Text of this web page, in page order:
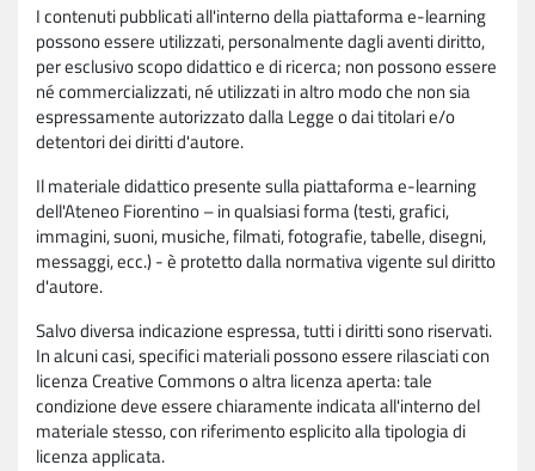
I contenuti pubblicati all'interno della piattaforma e-learning
possono essere utilizzati, personalmente dagli aventi diritto,
per esclusivo scopo didattico e di ricerca; non possono essere
né commercializzati, né utilizzati in altro modo che non sia
espressamente autorizzato dalla Legge o dai titolari e/o
detentori dei diritti d'autore.
Il materiale didattico presente sulla piattaforma e-learning
dell'Ateneo Fiorentino – in qualsiasi forma (testi, grafici,
immagini, suoni, musiche, filmati, fotografie, tabelle, disegni,
messaggi, ecc.) - è protetto dalla normativa vigente sul diritto
d'autore.
Salvo diversa indicazione espressa, tutti i diritti sono riservati.
In alcuni casi, specifici materiali possono essere rilasciati con
licenza Creative Commons o altra licenza aperta: tale
condizione deve essere chiaramente indicata all'interno del
materiale stesso, con riferimento esplicito alla tipologia di
licenza applicata.